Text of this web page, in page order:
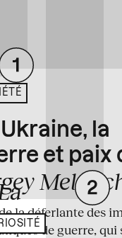
la
et paix
la déferlante des
de guerre, qui